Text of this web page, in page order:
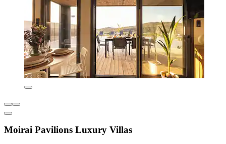
Moirai Pavilions Luxury Villas